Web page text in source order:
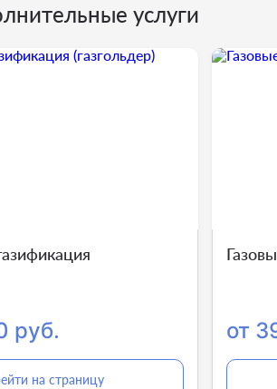
услуги
руб.
на страницу
от